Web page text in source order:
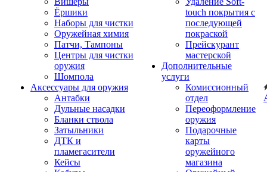
Ёршики
Наборы для чистки
Оружейная химия
Патчи, Тампоны
Центры для чистки
оружия
Шомпола
Аксессуары для оружия
Антабки
Дульные насадки
Бланки ствола
Затыльники
ДТК и
пламегасители
Кейсы
touch покрытия с
последующей
покраской
Прейскурант
мастерской
Дополнительные
услуги
Комиссионный
отдел
Переоформление
оружия
Подарочные
карты
оружейного
магазина